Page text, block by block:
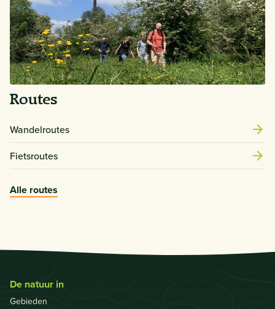
Routes
Wandelroutes
Fietsroutes
Alle routes
De natuur in
Gebieden